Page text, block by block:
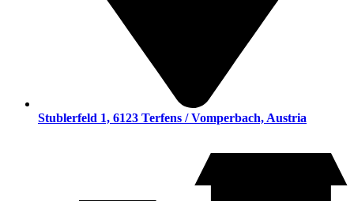
Stublerfeld 1, 6123 Terfens / Vomperbach, Austria